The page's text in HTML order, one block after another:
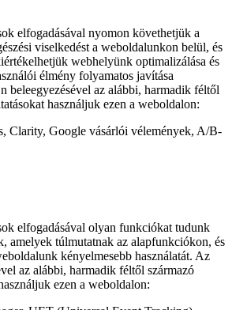
elfogadásával nyomon követhetjük a
viselkedést a weboldalunkon belül, és
webhelyünk optimalizálása és
élmény folyamatos javítása
beleegyezésével az alábbi, harmadik féltől
használjuk ezen a weboldalon:
Clarity, Google vásárlói vélemények, A/B-
elfogadásával olyan funkciókat tudunk
amelyek túlmutatnak az alapfunkciókon, és
kényelmesebb használatát. Az
az alábbi, harmadik féltől származó
ezen a weboldalon: